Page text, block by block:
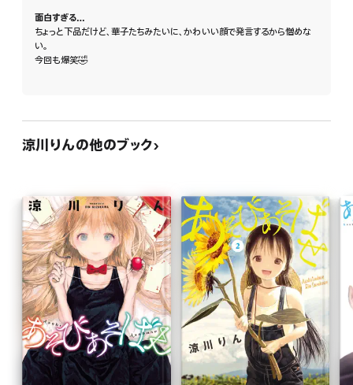
面白すぎる…
ちょっと下品だけど、華子たちみたいに、かわいい顔で発言するから憎めな
い。
今回も爆笑🤣
涼川りんの他のブック